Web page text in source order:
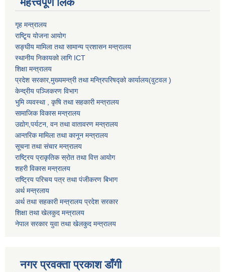
गृह मन्त्रालय
राष्टि्ृय योजना आयोग
सङ्घीय मामिला तथा सामान्य प्रशासन मन्त्रालय
स्थानीय निकायको लागि ICT
शिक्षा मन्त्रालय
प्रदेश सरकार,मुख्यमन्त्री तथा मन्त्रिपरिषद्को कार्यालय(वुटवल )
केन्द्रीय पञ्जिकरण विभाग
भुमि व्यवस्था , कृषि तथा सहकारी मन्त्रालय
सामाजिक विकास मन्त्रालय
उद्याेग,पर्यटन, वन तथा वातावरण मन्त्रालय
आन्तरिक मामिला तथा कानून मन्त्रालय
सूचना तथा संचार मन्त्रालय
राष्ट्रिय प्राकृतिक स्रोत तथा वित्त आयोग
शहरी विकास मन्त्रालय
राष्ट्रिय परिचय पत्र तथा पंजीकरण बिभाग
अर्थ मन्त्रलाय
अर्थ तथा सहकारी मन्त्रालय प्रदेश सरकार
शिक्षा तथा खेलकुद मन्‍‍त्रालय
नेपाल सरकार युवा तथा खेलकुद मन्त्रालय
नगर प्रवक्ता प्रकाश डाँगी